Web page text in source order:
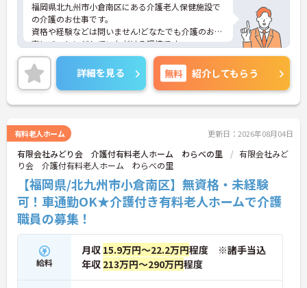
福岡県北九州市小倉南区にある介護老人保健施設で
の介護のお仕事です。
資格や経験などは問いません!どなたでも介護のお仕
事にチャレンジしていただける環境です。
年間休日は120日！プライベートの時間も十分に確
保できます♪
賞与や昇給、退職金などの待遇が一通り整ってお
り、安定した環境の中で働きたい方にピッタリで
す。
ご興味がある方は是非一度マイナビまでお問合せ下
さい。更に詳細などお伝えします。
詳細を見る 無料 紹介してもらう
有料老人ホーム 更新日：2026年08月04日
有限会社みどり会 介護付有料老人ホーム わらべの里
有限会社みど
り会 介護付有料老人ホーム わらべの里
【福岡県/北九州市小倉南区】無資格・未経験
可！車通勤OK★介護付き有料老人ホームで介護
職員の募集！
給料
月収 15.9万円～22.2万円程度 ※諸手当込
年収 213万円～290万円程度